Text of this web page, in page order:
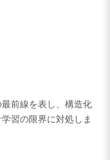
前線を表し、構造化
習の限界に対処しま